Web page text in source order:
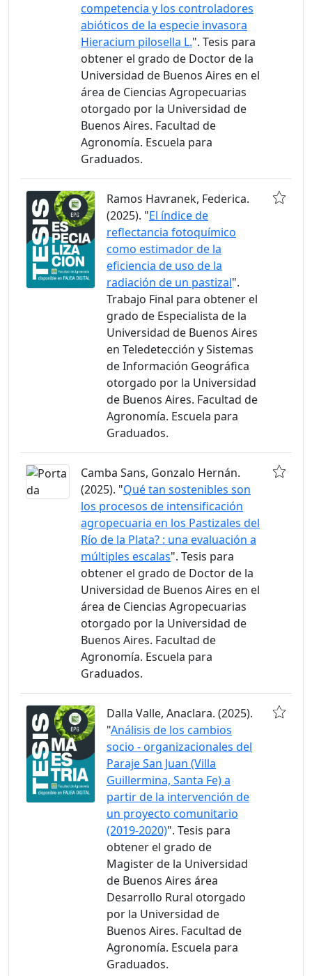
competencia y los controladores
abióticos de la especie invasora
Hieracium pilosella L.". Tesis para
obtener el grado de Doctor de la
Universidad de Buenos Aires en el
área de Ciencias Agropecuarias
otorgado por la Universidad de
Buenos Aires. Facultad de
Agronomía. Escuela para
Graduados.
Ramos Havranek, Federica.
(2025). "El índice de
reflectancia fotoquímico
como estimador de la
eficiencia de uso de la
radiación de un pastizal".
Trabajo Final para obtener el
grado de Especialista de la
Universidad de Buenos Aires
en Teledetección y Sistemas
de Información Geográfica
otorgado por la Universidad
de Buenos Aires. Facultad de
Agronomía. Escuela para
Graduados.
Camba Sans, Gonzalo Hernán.
(2025). "Qué tan sostenibles son
los procesos de intensificación
agropecuaria en los Pastizales del
Río de la Plata? : una evaluación a
múltiples escalas". Tesis para
obtener el grado de Doctor de la
Universidad de Buenos Aires en el
área de Ciencias Agropecuarias
otorgado por la Universidad de
Buenos Aires. Facultad de
Agronomía. Escuela para
Graduados.
Dalla Valle, Anaclara. (2025).
"Análisis de los cambios
socio - organizacionales del
Paraje San Juan (Villa
Guillermina, Santa Fe) a
partir de la intervención de
un proyecto comunitario
(2019-2020)". Tesis para
obtener el grado de
Magister de la Universidad
de Buenos Aires área
Desarrollo Rural otorgado
por la Universidad de
Buenos Aires. Facultad de
Agronomía. Escuela para
Graduados.